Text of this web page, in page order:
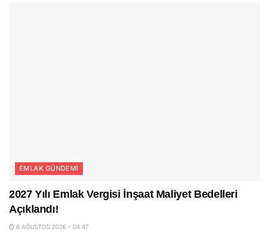
EMLAK GÜNDEMI
2027 Yılı Emlak Vergisi İnşaat Maliyet Bedelleri
Açıklandı!
6 AĞUSTOS 2026 - 04:47